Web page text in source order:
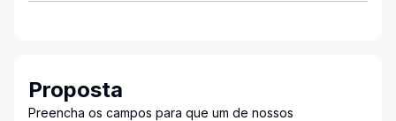
Proposta
Preencha os campos para que um de nossos